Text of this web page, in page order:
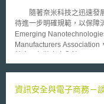
隨著奈米科技之迅速發展
待進一步明確規範，以保障
Emerging
Manufacturers Association
Packaging: The
估奈米材料之毒性」以及「
資訊安全與電子商務－